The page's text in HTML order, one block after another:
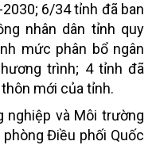
6/34 tỉnh đã ban
nhân dân tỉnh quy
mức phân bổ ngân
trình; 4 tỉnh đã
mới của tỉnh.
nghiệp và Môi trường
Điều phối Quốc